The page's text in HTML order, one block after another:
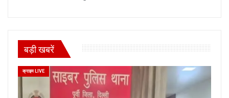
बड़ी खबरें
क्राइम LIVE